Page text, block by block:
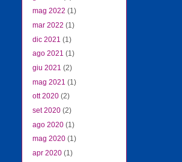
mag 2022 (1)
mar 2022 (1)
dic 2021 (1)
ago 2021 (1)
giu 2021 (2)
mag 2021 (1)
ott 2020 (2)
set 2020 (2)
ago 2020 (1)
mag 2020 (1)
apr 2020 (1)